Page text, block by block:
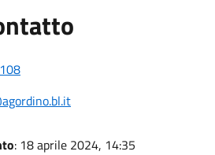
: 18 aprile 2024, 14:35